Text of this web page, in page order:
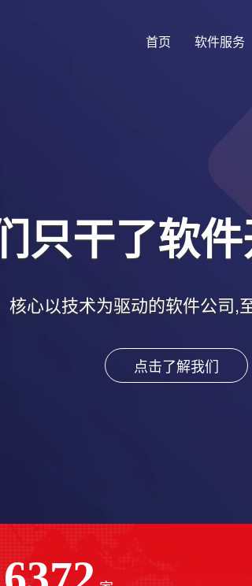
首页 软件服务
的梦想照
我们有经验
获取报价及方案